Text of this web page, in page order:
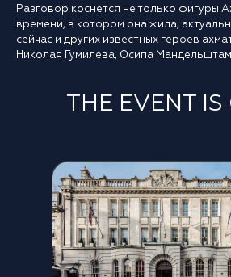
Разговор коснется не только фигуры
времени, в котором она жила,
сейчас и других известных героев
Николая Гумилева, Осипа
THE EVENT